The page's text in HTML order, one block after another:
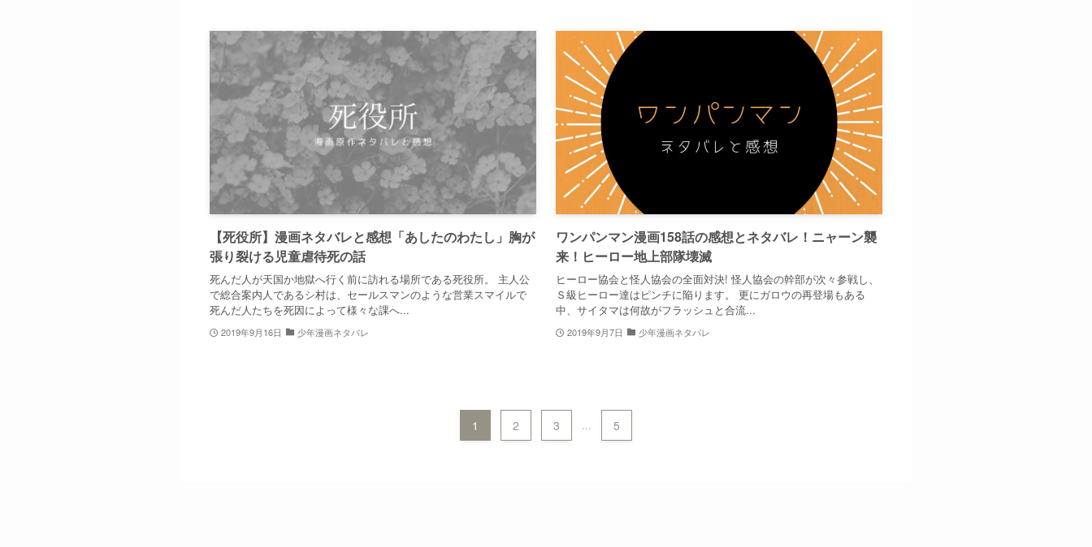
【死役所】漫画ネタバレと感想「あしたのわたし」胸が
張り裂ける児童虐待死の話
死んだ人が天国か地獄へ行く前に訪れる場所である死役所。 主人公
で総合案内人であるシ村は、セールスマンのような営業スマイルで
死んだ人たちを死因によって様々な課へ...
2019年9月16日 少年漫画ネタバレ
ワンパンマン漫画158話の感想とネタバレ！ニャーン襲
来！ヒーロー地上部隊壊滅
ヒーロー協会と怪人協会の全面対決! 怪人協会の幹部が次々参戦し、
Ｓ級ヒーロー達はピンチに陥ります。 更にガロウの再登場もある
中、サイタマは何故がフラッシュと合流...
2019年9月7日 少年漫画ネタバレ
1 2 3 ... 5